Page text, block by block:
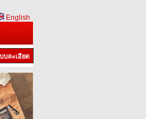
English
บละเอียด